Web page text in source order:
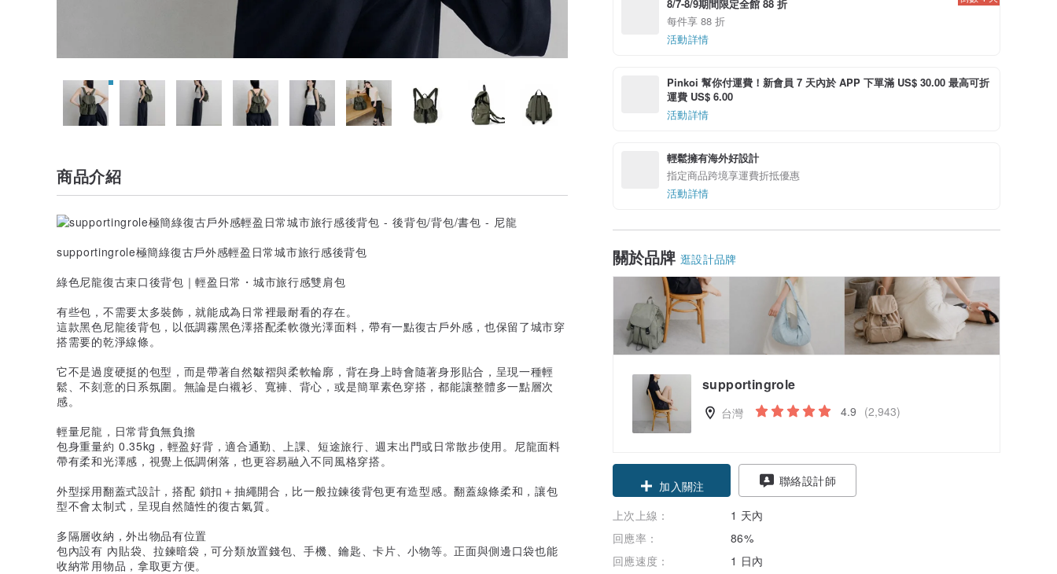
8/7-8/9期間限定全館 88 折
每件享 88 折
活動詳情
Pinkoi 幫你付運費！新會員 7 天內於 APP 下單滿 US$ 30.00 最高可折
運費 US$ 6.00
活動詳情
輕鬆擁有海外好設計
指定商品跨境享運費折抵優惠
活動詳情
關於品牌 逛設計品牌
supportingrole
台灣 4.9 (2,943)
領優惠券
加入關注
聯絡設計師
上次上線：
1 天內
回應率：
86%
回應速度：
1 日內
商品介紹
supportingrole極簡綠復古戶外感輕盈日常城市旅行感後背包
綠色尼龍復古束口後背包｜輕盈日常・城市旅行感雙肩包
有些包，不需要太多裝飾，就能成為日常裡最耐看的存在。
這款黑色尼龍後背包，以低調霧黑色澤搭配柔軟微光澤面料，帶有一點復古戶外感，也保留了城市穿
搭需要的乾淨線條。
它不是過度硬挺的包型，而是帶著自然皺褶與柔軟輪廓，背在身上時會隨著身形貼合，呈現一種輕
鬆、不刻意的日系氛圍。無論是白襯衫、寬褲、背心，或是簡單素色穿搭，都能讓整體多一點層次
感。
輕量尼龍，日常背負無負擔
包身重量約 0.35kg，輕盈好背，適合通勤、上課、短途旅行、週末出門或日常散步使用。尼龍面料
帶有柔和光澤感，視覺上低調俐落，也更容易融入不同風格穿搭。
外型採用翻蓋式設計，搭配 鎖扣＋抽繩開合，比一般拉鍊後背包更有造型感。翻蓋線條柔和，讓包
型不會太制式，呈現自然隨性的復古氣質。
多隔層收納，外出物品有位置
包內設有 內貼袋、拉鍊暗袋，可分類放置錢包、手機、鑰匙、卡片、小物等。正面與側邊口袋也能
收納常用物品，拿取更方便。